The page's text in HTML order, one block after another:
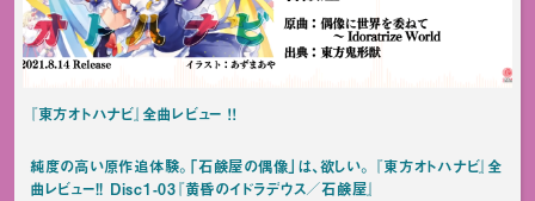
『東方オトハナビ』全曲レビュー ！！
純度の高い原作追体験。「石鹸屋の偶像」は、欲しい。 『東方オトハナビ』全
曲レビュー!! Disc1-03『黄昏のイドラデウス／石鹸屋』